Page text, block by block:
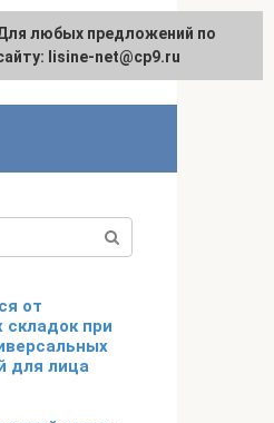
от
складок при
для лица
любых предложений по
lisine-net@cp9.ru